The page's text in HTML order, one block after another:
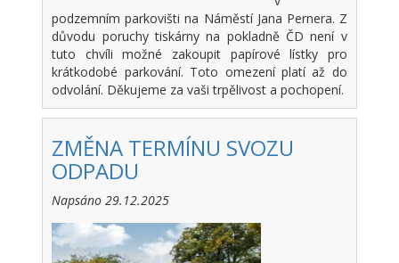
podzemním parkovišti na Náměstí Jana Pernera. Z
důvodu poruchy tiskárny na pokladně ČD není v
tuto chvíli možné zakoupit papírové lístky pro
krátkodobé parkování. Toto omezení platí až do
odvolání. Děkujeme za vaši trpělivost a pochopení.
ZMĚNA TERMÍNU SVOZU
ODPADU
Napsáno 29.12.2025